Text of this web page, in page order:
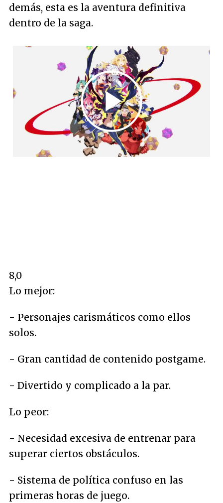
demás, esta es la aventura definitiva
dentro de la saga.
8,0
Lo mejor:
- Personajes carismáticos como ellos
solos.
- Gran cantidad de contenido postgame.
- Divertido y complicado a la par.
Lo peor:
- Necesidad excesiva de entrenar para
superar ciertos obstáculos.
- Sistema de política confuso en las
primeras horas de juego.